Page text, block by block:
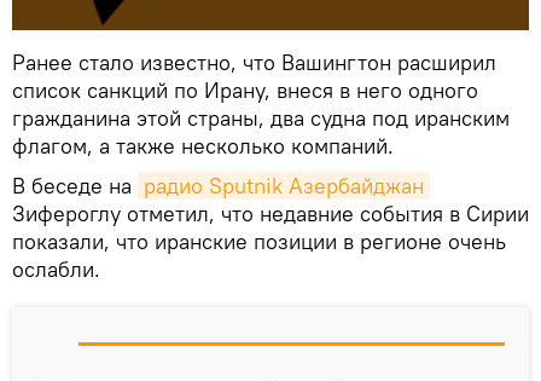
Ранее стало известно, что Вашингтон расширил
список санкций по Ирану, внеся в него одного
гражданина этой страны, два судна под иранским
флагом, а также несколько компаний.
В беседе на радио Sputnik Азербайджан
Зифероглу отметил, что недавние события в Сирии
показали, что иранские позиции в регионе очень
ослабли.